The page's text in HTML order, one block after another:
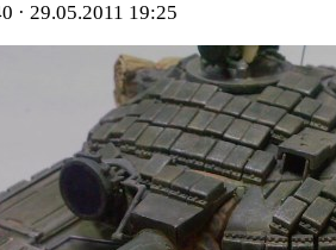
· 29.05.2011 19:25